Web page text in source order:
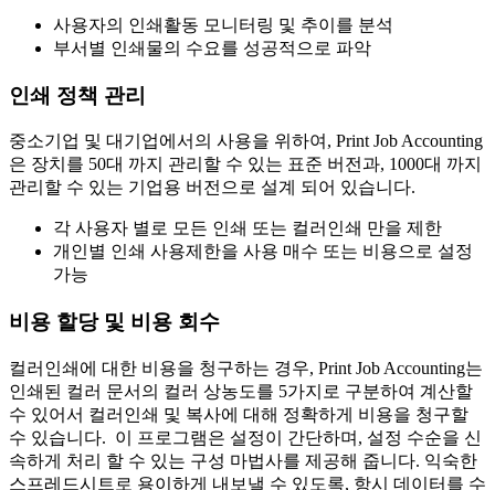
사용자의 인쇄활동 모니터링 및 추이를 분석
부서별 인쇄물의 수요를 성공적으로 파악
인쇄 정책 관리
중소기업 및 대기업에서의 사용을 위하여, Print Job Accounting
은 장치를 50대 까지 관리할 수 있는 표준 버전과, 1000대 까지
관리할 수 있는 기업용 버전으로 설계 되어 있습니다.
각 사용자 별로 모든 인쇄 또는 컬러인쇄 만을 제한
개인별 인쇄 사용제한을 사용 매수 또는 비용으로 설정
가능
비용 할당 및 비용 회수
컬러인쇄에 대한 비용을 청구하는 경우, Print Job Accounting는
인쇄된 컬러 문서의 컬러 상농도를 5가지로 구분하여 계산할
수 있어서 컬러인쇄 및 복사에 대해 정확하게 비용을 청구할
수 있습니다. 이 프로그램은 설정이 간단하며, 설정 수순을 신
속하게 처리 할 수 있는 구성 마법사를 제공해 줍니다. 익숙한
스프레드시트로 용이하게 내보낼 수 있도록, 항시 데이터를 수